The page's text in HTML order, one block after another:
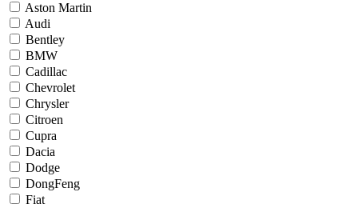
Aston Martin
Audi
Bentley
BMW
Cadillac
Chevrolet
Chrysler
Citroen
Cupra
Dacia
Dodge
DongFeng
Fiat